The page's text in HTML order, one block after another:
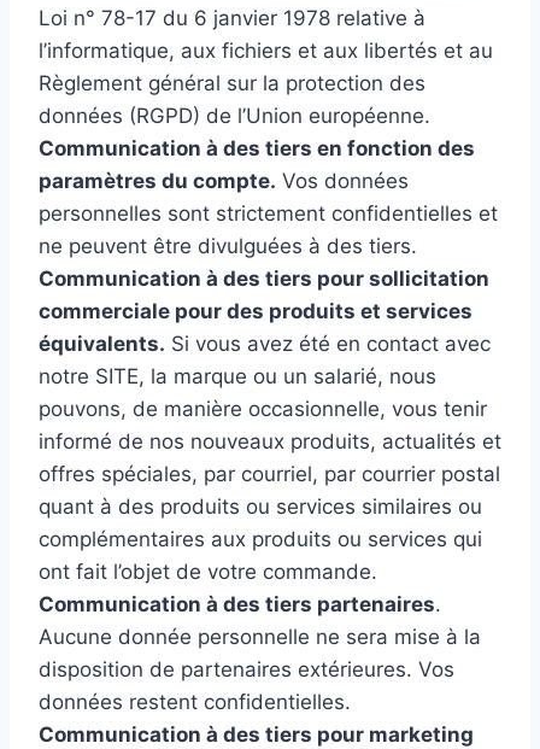
Loi n° 78-17 du 6 janvier 1978 relative à
l’informatique, aux fichiers et aux libertés et au
Règlement général sur la protection des
données (RGPD) de l’Union européenne.
Communication à des tiers en fonction des
paramètres du compte. Vos données
personnelles sont strictement confidentielles et
ne peuvent être divulguées à des tiers.
Communication à des tiers pour sollicitation
commerciale pour des produits et services
équivalents. Si vous avez été en contact avec
notre SITE, la marque ou un salarié, nous
pouvons, de manière occasionnelle, vous tenir
informé de nos nouveaux produits, actualités et
offres spéciales, par courriel, par courrier postal
quant à des produits ou services similaires ou
complémentaires aux produits ou services qui
ont fait l’objet de votre commande.
Communication à des tiers partenaires.
Aucune donnée personnelle ne sera mise à la
disposition de partenaires extérieures. Vos
données restent confidentielles.
Communication à des tiers pour marketing